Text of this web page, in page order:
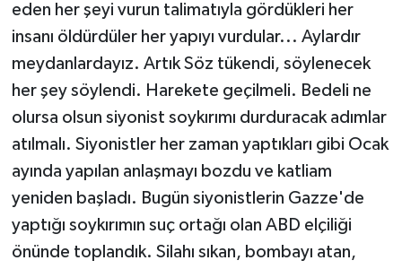
eden her şeyi vurun talimatıyla gördükleri her
insanı öldürdüler her yapıyı vurdular... Aylardır
meydanlardayız. Artık Söz tükendi, söylenecek
her şey söylendi. Harekete geçilmeli. Bedeli ne
olursa olsun siyonist soykırımı durduracak adımlar
atılmalı. Siyonistler her zaman yaptıkları gibi Ocak
ayında yapılan anlaşmayı bozdu ve katliam
yeniden başladı. Bugün siyonistlerin Gazze'de
yaptığı soykırımın suç ortağı olan ABD elçiliği
önünde toplandık. Silahı sıkan, bombayı atan,